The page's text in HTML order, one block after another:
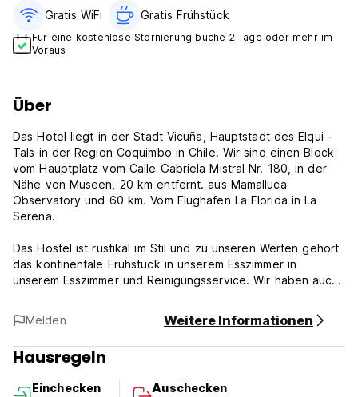
Gratis WiFi Gratis Frühstück
Für eine kostenlose Stornierung buche 2 Tage oder mehr im
Voraus
Über
Das Hotel liegt in der Stadt Vicuña, Hauptstadt des Elqui -
Tals in der Region Coquimbo in Chile. Wir sind einen Block
vom Hauptplatz vom Calle Gabriela Mistral Nr. 180, in der
Nähe von Museen, 20 km entfernt. aus Mamalluca
Observatory und 60 km. Vom Flughafen La Florida in La
Serena.
Das Hostel ist rustikal im Stil und zu unseren Werten gehört
das kontinentale Frühstück in unserem Esszimmer in
unserem Esszimmer und Reinigungsservice. Wir haben auch
Internetzugang, Empfang.
Sie können in den Zimmern nicht rauchen (wir haben einen
Raucherbereich) und sie haben Kabelfernsehen und Wi-Fi.
haben alle mit einem gemeinsamen Bad mit mehreren
Melden Weitere Informationen
Hausregeln
Einchecken
Auschecken